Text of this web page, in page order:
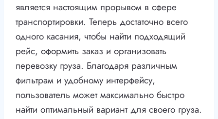
является настоящим прорывом в сфере
транспортировки. Теперь достаточно всего
одного касания, чтобы найти подходящий
рейс, оформить заказ и организовать
перевозку груза. Благодаря различным
фильтрам и удобному интерфейсу,
пользователь может максимально быстро
найти оптимальный вариант для своего груза.